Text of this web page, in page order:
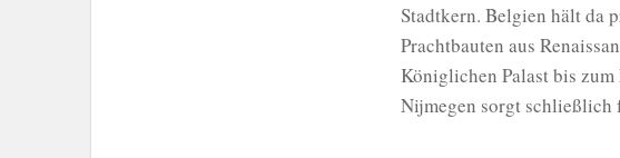
Stadtkern. Belgien hält da
Prachtbauten aus
Königlichen Palast bis
Nijmegen sorgt schließlich